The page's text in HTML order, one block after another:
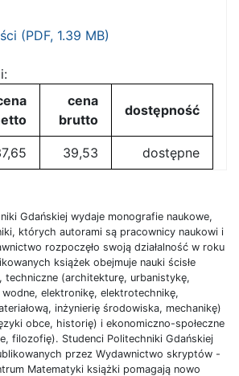
(PDF, 1.39 MB)
cena
brutto
dostępność
39,53 dostępne
Gdańskiej wydaje monografie naukowe,
których autorami są pracownicy naukowi i
rozpoczęło swoją działalność w roku
książek obejmuje nauki ścisłe
techniczne (architekturę, urbanistykę,
elektronikę, elektrotechnikę,
inżynierię środowiska, mechanikę)
obce, historię) i ekonomiczno-społeczne
filozofię). Studenci Politechniki Gdańskiej
przez Wydawnictwo skryptów -
Matematyki książki pomagają nowo